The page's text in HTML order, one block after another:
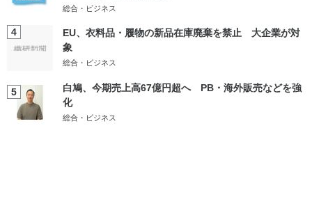
総合・ビジネス
4
EU、衣料品・履物の新品在庫廃棄を禁止 大企業が対
象
総合・ビジネス
5
白鳩、今期売上高67億円超へ PB・海外販売などを強
化
総合・ビジネス